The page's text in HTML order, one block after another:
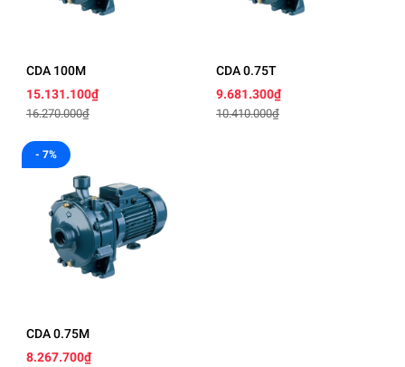
CDA 100M
15.131.100₫
16.270.000₫
CDA 0.75T
9.681.300₫
10.410.000₫
- 7%
CDA 0.75M
8.267.700₫